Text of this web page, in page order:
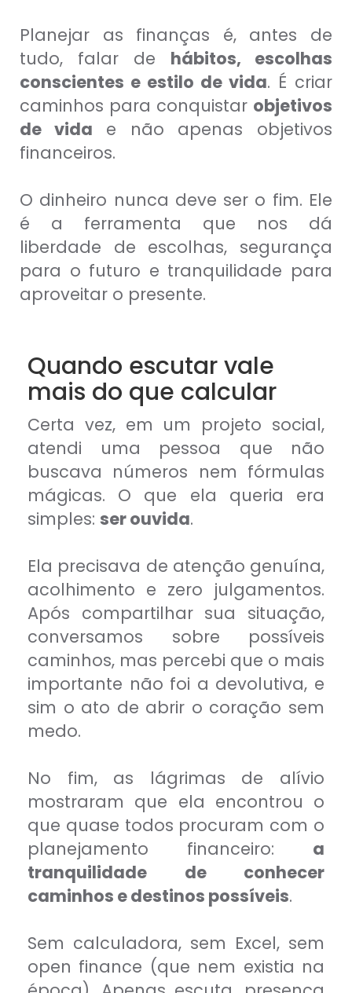
Planejar as finanças é, antes de
tudo, falar de hábitos, escolhas
conscientes e estilo de vida. É criar
caminhos para conquistar objetivos
de vida e não apenas objetivos
financeiros.
O dinheiro nunca deve ser o fim. Ele
é a ferramenta que nos dá
liberdade de escolhas, segurança
para o futuro e tranquilidade para
aproveitar o presente.
Quando escutar vale
mais do que calcular
Certa vez, em um projeto social,
atendi uma pessoa que não
buscava números nem fórmulas
mágicas. O que ela queria era
simples: ser ouvida.
Ela precisava de atenção genuína,
acolhimento e zero julgamentos.
Após compartilhar sua situação,
conversamos sobre possíveis
caminhos, mas percebi que o mais
importante não foi a devolutiva, e
sim o ato de abrir o coração sem
medo.
No fim, as lágrimas de alívio
mostraram que ela encontrou o
que quase todos procuram com o
planejamento financeiro: a
tranquilidade de conhecer
caminhos e destinos possíveis.
Sem calculadora, sem Excel, sem
open finance (que nem existia na